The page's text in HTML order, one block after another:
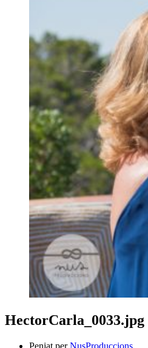
HectorCarla_0033.jpg
Penjat perNusProduccions